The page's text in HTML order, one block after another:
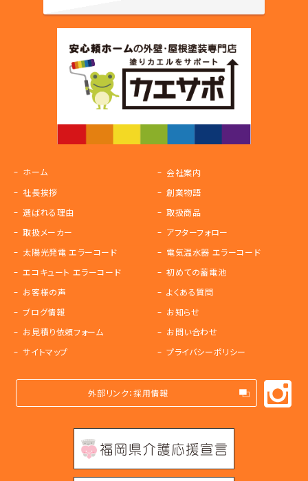
ホーム
会社案内
社長挨拶
創業物語
選ばれる理由
取扱商品
取扱メーカー
アフターフォロー
太陽光発電 エラーコード
電気温水器 エラーコード
エコキュート エラーコード
初めての蓄電池
お客様の声
よくある質問
ブログ情報
お知らせ
お見積り依頼フォーム
お問い合わせ
サイトマップ
プライバシーポリシー
外部リンク：採用情報